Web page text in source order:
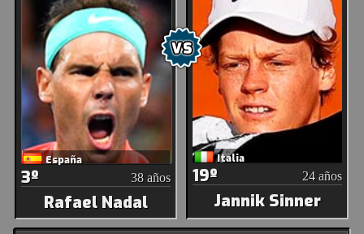
España
3º 38 años
Rafael Nadal
Italia
19º 24 años
Jannik Sinner